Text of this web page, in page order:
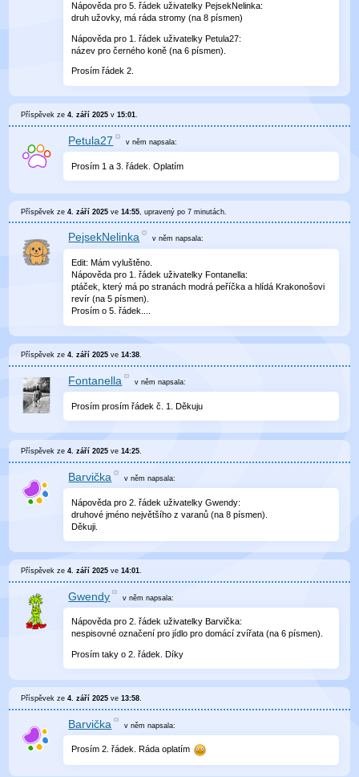
Nápověda pro 5. řádek uživatelky PejsekNelinka:
druh užovky, má ráda stromy (na 8 písmen)
Nápověda pro 1. řádek uživatelky Petula27:
název pro černého koně (na 6 písmen).
Prosím řádek 2.
Příspěvek ze4. září 2025 v15:01.
Petula27 v němnapsala:
Prosím 1 a 3. řádek. Oplatím
Příspěvek ze4. září 2025 ve14:55 , upravenýpo 7 minutách
PejsekNelinka v němnapsala:
Edit: Mám vyluštěno.
Nápověda pro 1. řádek uživatelky Fontanella:
ptáček, který má po stranách modrá peříčka a hlídá Krakonošovi
revír (na 5 písmen).
Prosím o 5. řádek....
Příspěvek ze4. září 2025 ve14:38.
Fontanella v němnapsala:
Prosím prosím řádek č. 1. Děkuju
Příspěvek ze4. září 2025 ve14:25.
Barvička v němnapsala:
Nápověda pro 2. řádek uživatelky Gwendy:
druhové jméno největšího z varanů (na 8 písmen).
Děkuji.
Příspěvek ze4. září 2025 ve14:01
Gwendy v němnapsala:
Nápověda pro 2. řádek uživatelky Barvička:
nespisovné označení pro jídlo pro domácí zvířata (na 6 písmen).
Prosím taky o 2. řádek. Díky
Příspěvek ze4. září 2025 ve13:58
Barvička v němnapsala:
Prosím 2. řádek. Ráda oplatím